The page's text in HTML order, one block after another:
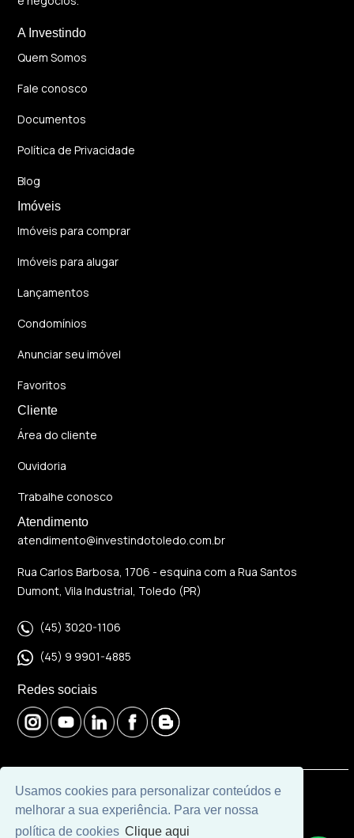
Usamos cookies para personalizar conteúdos e
melhorar a sua experiência. Para ver nossa
política de cookies Clique aqui
A Investindo
Quem Somos
Fale conosco
Documentos
Política de Privacidade
Blog
Imóveis
Imóveis para comprar
Imóveis para alugar
Lançamentos
Condomínios
Anunciar seu imóvel
Favoritos
Cliente
Área do cliente
Ouvidoria
Trabalhe conosco
Atendimento
atendimento@investindotoledo.com.br
Rua Carlos Barbosa, 1706 - esquina com a Rua Santos
Dumont, Vila Industrial, Toledo (PR)
(45) 3020-1106
(45) 9 9901-4885
Redes sociais
© 2026 | Imobiliária Investindo Toledo | CRECI J06120 |
Desenvolvido porUniversal Software.